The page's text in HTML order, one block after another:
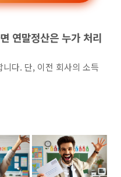
연말정산은 누가 처리
니다. 단, 이전 회사의 소득